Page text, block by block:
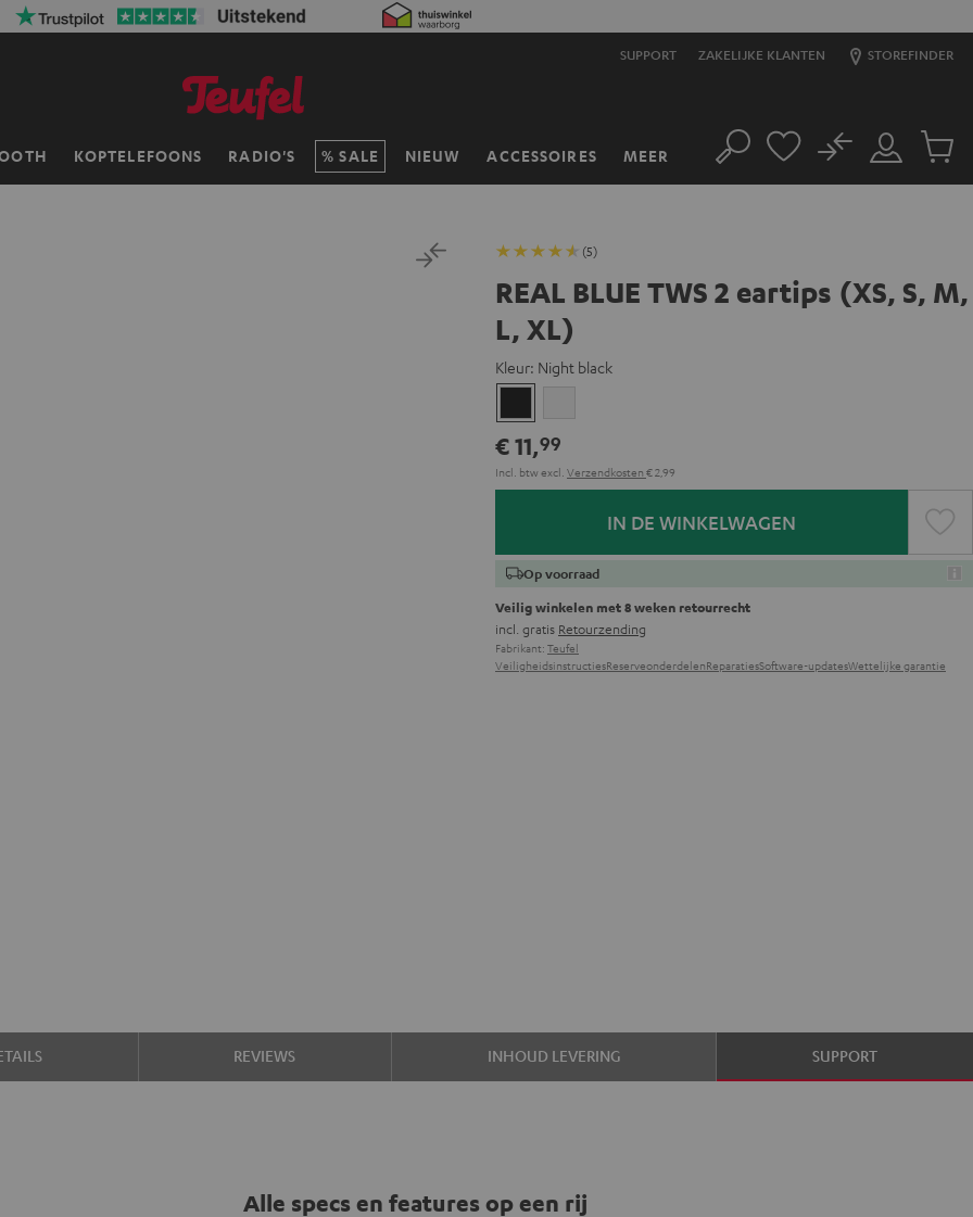
SUPPORT ZAKELIJKE KLANTEN STOREFINDER
KOPTELEFOONS RADIO'S SALE NIEUW ACCESSOIRES MEER Zoeken
Mijn
account
No
(5)
REAL BLUE TWS 2 eartips (XS, S, M,
L, XL)
Kleur: Night black
black
€ 11,99
Incl. btwexcl. Verzendkosten € 2,99
IN DE WINKELWAGEN
Op voorraad
Veilig winkelen met 8 weken retourrecht
incl. gratis Retourzending
Fabrikant: Teufel
VeiligheidsinstructiesReserveonderdelenReparatiesSoftware-updatesWettelijke garantie
REVIEWS INHOUD LEVERING SUPPORT
Alle specs en features op een rij